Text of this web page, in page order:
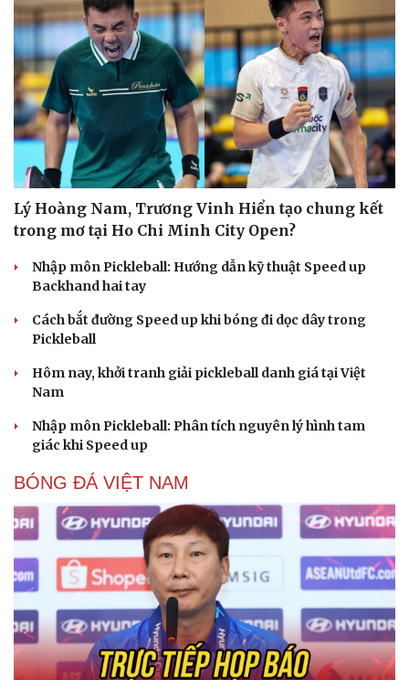
check-in
Cửa sổ tình yêu
Kể chuyện cho bé
Hạt giống tâm hồn
Lý Hoàng Nam, Trương Vinh Hiển tạo chung kết
trong mơ tại Ho Chi Minh City Open?
Nhập môn Pickleball: Hướng dẫn kỹ thuật Speed up
Backhand hai tay
Cách bắt đường Speed up khi bóng đi dọc dây trong
Pickleball
Hôm nay, khởi tranh giải pickleball danh giá tại Việt
Nam
Nhập môn Pickleball: Phân tích nguyên lý hình tam
giác khi Speed up
BÓNG ĐÁ VIỆT NAM